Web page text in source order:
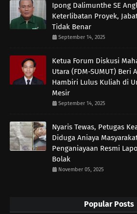
Ipong Dalimunthe SE
Keterlibatan Proyek,
Tidak Benar
September 14, 2025
Ketua Forum Diskusi
Utara (FDM-SUMUT) Beri
Hambiri Lulus Kuliah di
Mesir
September 14, 2025
Nyaris Tewas, Petugas
Diduga Aniaya
Penganiayaan Resmi
Bolak
November 05, 2025
Popular Posts